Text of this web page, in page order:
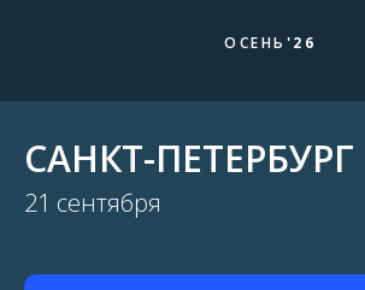
ОСЕНЬ '26
САНКТ-ПЕТЕРБУРГ
21 сентября